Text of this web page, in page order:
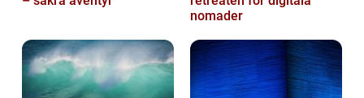
nomader